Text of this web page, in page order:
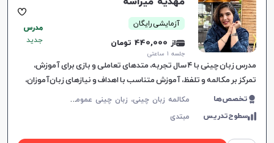
آزمایشی رایگان
از 440,000 تومان
جلسه ۱ ساعتی
مدرس
جدید
مدرس زبان چینی با ۴ سال تجربه، متدهای تعاملی و بازی برای آموزش،
تمرکز بر مکالمه و تلفظ، آموزش متناسب با اهداف و نیازهای زبان‌آموزان،
فضایی دوستانه و هدفمند.
تخصص‌ها م
کالمه زبان چینی، زبان چینی عمومی، زبان چینی کودکان، زبان چینی تجاری
سطوح‌تدریس مبتدی
افزایش اعتبار